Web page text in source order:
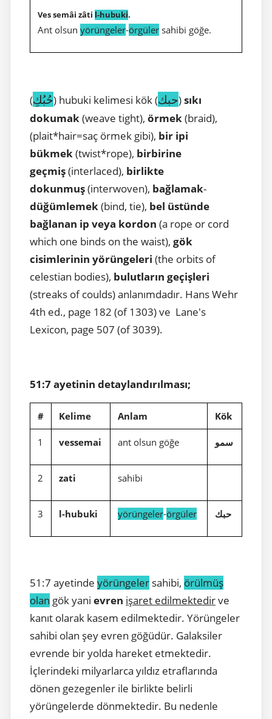
Ves semâi zâti l-hubuki.
Ant olsun yörüngeler-örgüler sahibi göğe.
(حُبُكِ) hubuki kelimesi kök (حبك)sıkı
dokumak(weave tight), örmek(braid),
(plait*hair=saç örmek gibi), bir ipi
bükmek(twist*rope), birbirine
geçmiş(interlaced), birlikte
dokunmuş(interwoven), bağlamak-
düğümlemek(bind, tie), bel üstünde
bağlanan ip veya kordon (a rope or cord
which one binds on the waist), gök
cisimlerinin yörüngeleri (the orbits of
celestian bodies), bulutların geçişleri
(streaks of coulds) anlanımdadır. Hans Wehr
4th ed., page 182 (of 1303) ve Lane's
Lexicon, page 507 (of 3039).
51:7 ayetinin detaylandırılması;
# Kelime Anlam Kök
1 vessemai ant olsun göğe سمو
2 zati sahibi
3 l-hubuki yörüngeler-örgüler حبك
51:7 ayetinde yörüngeler sahibi, örülmüş
olan gök yani evren işaret edilmektedirve
kanıt olarak kasem edilmektedir. Yörüngeler
sahibi olan şey evren göğüdür. Galaksiler
evrende bir yolda hareket etmektedir.
İçlerindeki milyarlarca yıldız etraflarında
dönen gezegenler ile birlikte belirli
yörüngelerde dönmektedir. Bu nedenle